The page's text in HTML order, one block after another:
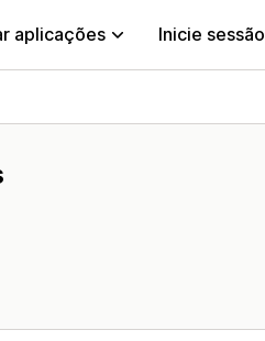
aplicações Inicie sessão